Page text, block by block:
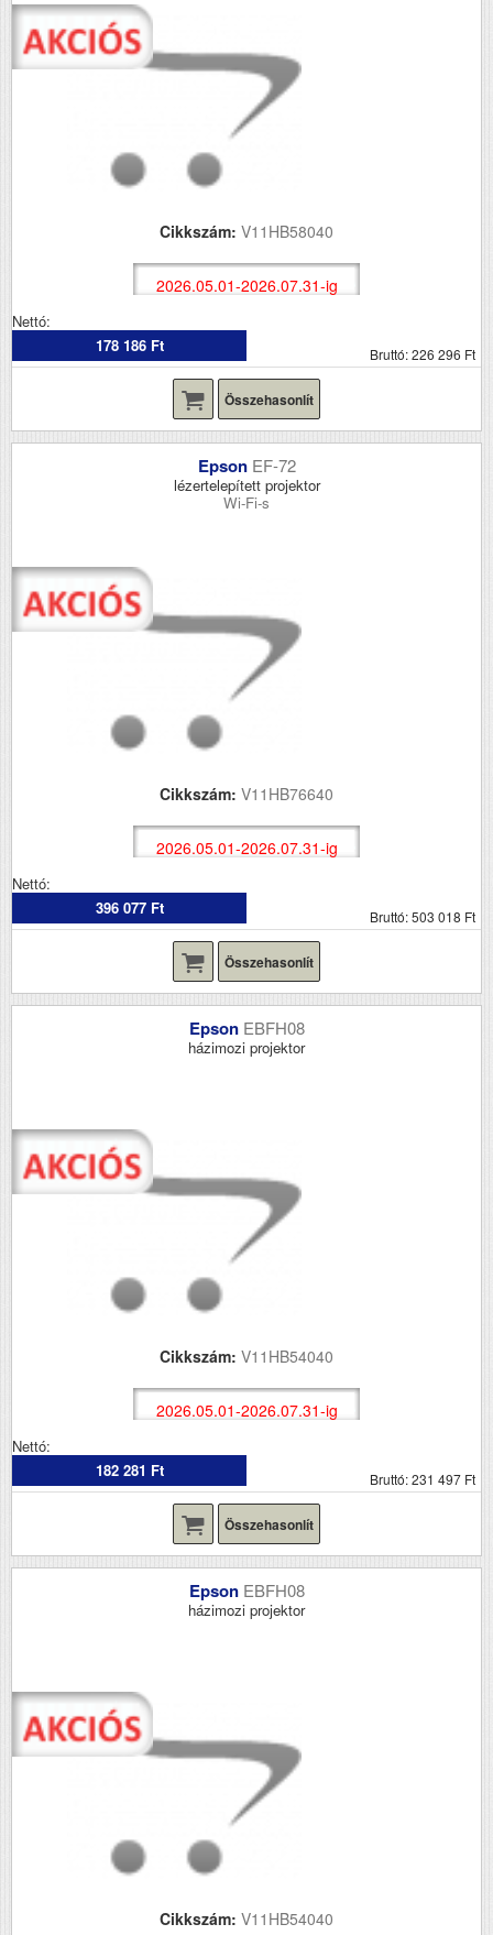
Cikkszám: V11HB58040
2026.05.01-2026.07.31-ig
Nettó:
178 186 Ft
Bruttó: 226 296 Ft
Összehasonlít
Epson EF-72
lézertelepített projektor
Wi-Fi-s
Cikkszám: V11HB76640
2026.05.01-2026.07.31-ig
Nettó:
396 077 Ft
Bruttó: 503 018 Ft
Összehasonlít
Epson EBFH08
házimozi projektor
Cikkszám: V11HB54040
2026.05.01-2026.07.31-ig
Nettó:
182 281 Ft
Bruttó: 231 497 Ft
Összehasonlít
Epson EBFH08
házimozi projektor
Cikkszám: V11HB54040